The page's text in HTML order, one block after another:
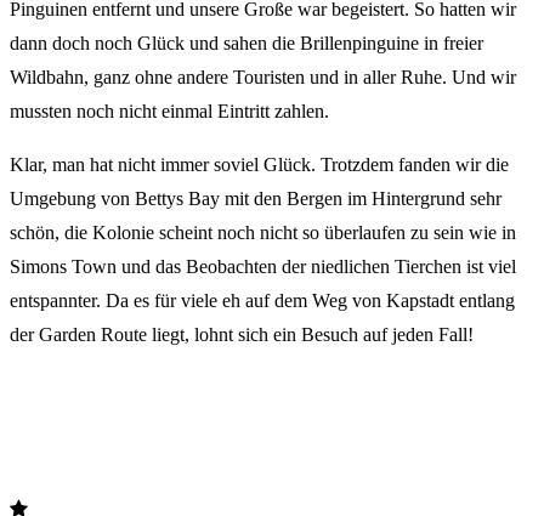
Pinguinen entfernt und unsere Große war begeistert. So hatten wir
dann doch noch Glück und sahen die Brillenpinguine in freier
Wildbahn, ganz ohne andere Touristen und in aller Ruhe. Und wir
mussten noch nicht einmal Eintritt zahlen.
Klar, man hat nicht immer soviel Glück. Trotzdem fanden wir die
Umgebung von Bettys Bay mit den Bergen im Hintergrund sehr
schön, die Kolonie scheint noch nicht so überlaufen zu sein wie in
Simons Town und das Beobachten der niedlichen Tierchen ist viel
entspannter. Da es für viele eh auf dem Weg von Kapstadt entlang
der Garden Route liegt, lohnt sich ein Besuch auf jeden Fall!